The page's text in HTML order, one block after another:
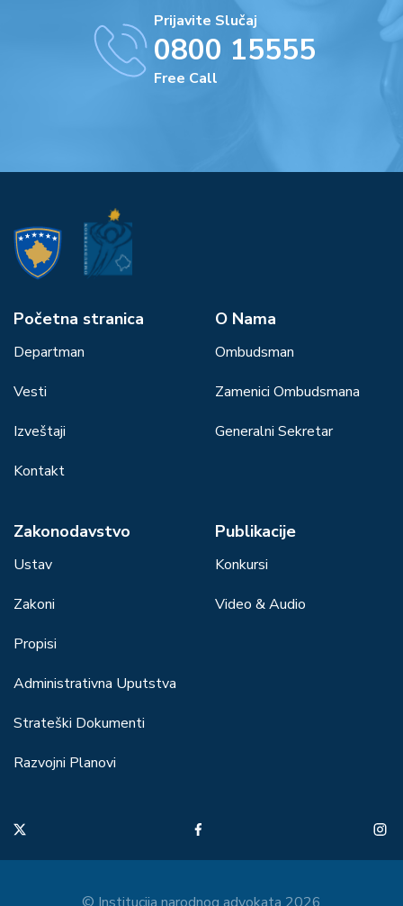
Prijavite Slučaj
0800 15555
Free Call
Početna stranica
Departman
Vesti
Izveštaji
Kontakt
О Nama
Ombudsman
Zamenici Ombudsmana
Generalni Sekretar
Zakonodavstvo
Ustav
Zakoni
Propisi
Administrativna Uputstva
Strateški Dokumenti
Razvojni Planovi
Publikacije
Konkursi
Video & Audio